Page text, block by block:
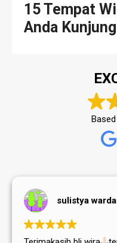
15 Tempat
Anda
sulistya